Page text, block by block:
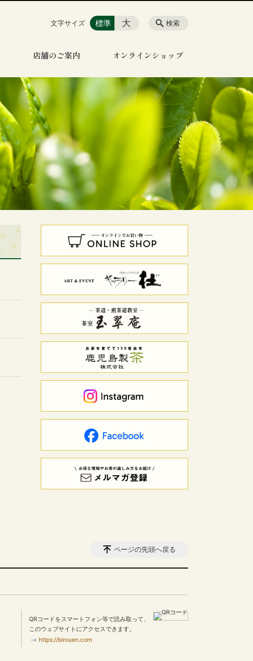
店舗のご案内 オンラインショップ
検索
文字サイズ 標準 大
ページの先頭へ戻る
QRコードをスマートフォン等で読み取って、
このウェブサイトにアクセスできます。
https://birouen.com